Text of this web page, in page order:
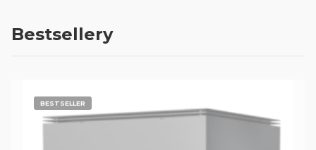
Bestsellery
BESTSELLER